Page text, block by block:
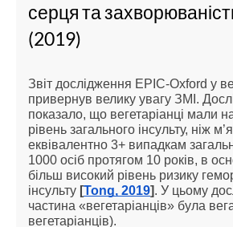
серця та
(2019)
Звіт дослідження EPIC-Oxford у
привернув велику увагу ЗМІ.
показало, що вегетаріанці мали
рівень загального інсульту, ніж
еквівалентно 3+ випадкам
1000 осіб протягом 10 років, в
більш високий рівень ризику
інсульту [Tong, 2019]. У цьому
частина «вегетаріанців» була
вегетаріанців).